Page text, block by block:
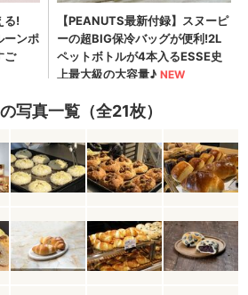
写真一覧（全21枚）